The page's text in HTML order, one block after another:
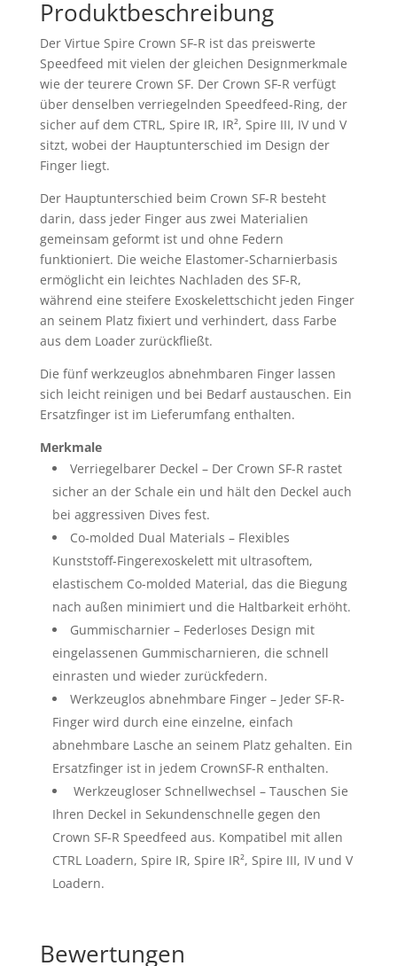
Produktbeschreibung
Der Virtue Spire Crown SF-R ist das preiswerte
Speedfeed mit vielen der gleichen Designmerkmale
wie der teurere Crown SF. Der Crown SF-R verfügt
über denselben verriegelnden Speedfeed-Ring, der
sicher auf dem CTRL, Spire IR, IR², Spire III, IV und V
sitzt, wobei der Hauptunterschied im Design der
Finger liegt.
Der Hauptunterschied beim Crown SF-R besteht
darin, dass jeder Finger aus zwei Materialien
gemeinsam geformt ist und ohne Federn
funktioniert. Die weiche Elastomer-Scharnierbasis
ermöglicht ein leichtes Nachladen des SF-R,
während eine steifere Exoskelettschicht jeden Finger
an seinem Platz fixiert und verhindert, dass Farbe
aus dem Loader zurückfließt.
Die fünf werkzeuglos abnehmbaren Finger lassen
sich leicht reinigen und bei Bedarf austauschen. Ein
Ersatzfinger ist im Lieferumfang enthalten.
Merkmale
Verriegelbarer Deckel – Der Crown SF-R rastet
sicher an der Schale ein und hält den Deckel auch
bei aggressiven Dives fest.
Co-molded Dual Materials – Flexibles
Kunststoff-Fingerexoskelett mit ultrasoftem,
elastischem Co-molded Material, das die Biegung
nach außen minimiert und die Haltbarkeit erhöht.
Gummischarnier – Federloses Design mit
eingelassenen Gummischarnieren, die schnell
einrasten und wieder zurückfedern.
Werkzeuglos abnehmbare Finger – Jeder SF-R-
Finger wird durch eine einzelne, einfach
abnehmbare Lasche an seinem Platz gehalten. Ein
Ersatzfinger ist in jedem CrownSF-R enthalten.
Werkzeugloser Schnellwechsel – Tauschen Sie
Ihren Deckel in Sekundenschnelle gegen den
Crown SF-R Speedfeed aus. Kompatibel mit allen
CTRL Loadern, Spire IR, Spire IR², Spire III, IV und V
Loadern.
Bewertungen